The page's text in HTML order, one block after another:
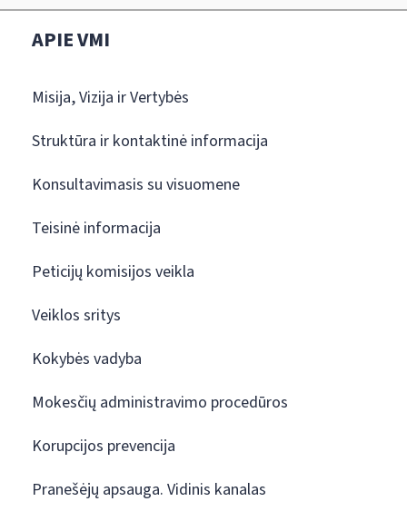
APIE VMI
Misija, Vizija ir Vertybės
Struktūra ir kontaktinė informacija
Konsultavimasis su visuomene
Teisinė informacija
Peticijų komisijos veikla
Veiklos sritys
Kokybės vadyba
Mokesčių administravimo procedūros
Korupcijos prevencija
Pranešėjų apsauga. Vidinis kanalas